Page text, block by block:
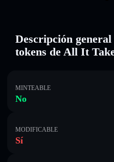
Descripción general
tokens de All It
MINTEABLE
No
MODIFICABLE
Sí